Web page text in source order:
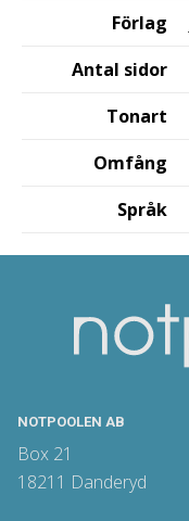
Förlag
Antal sidor
Tonart
Omfång
Språk
NOTPOOLEN AB
Box 21
18211 Danderyd